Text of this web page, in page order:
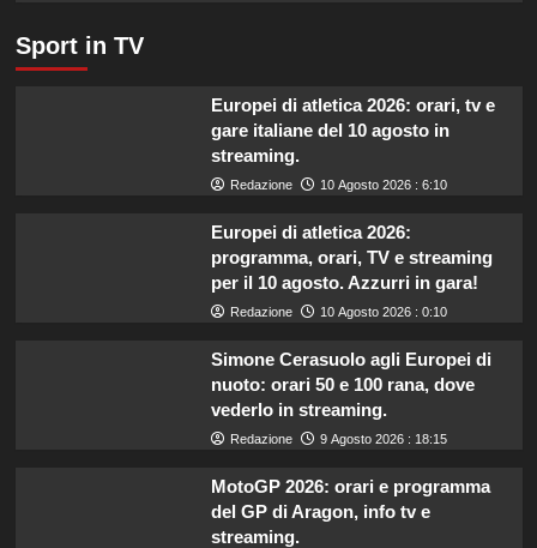
Sport in TV
Europei di atletica 2026: orari, tv e
gare italiane del 10 agosto in
streaming.
Redazione 10 Agosto 2026 : 6:10
Europei di atletica 2026:
programma, orari, TV e streaming
per il 10 agosto. Azzurri in gara!
Redazione 10 Agosto 2026 : 0:10
Simone Cerasuolo agli Europei di
nuoto: orari 50 e 100 rana, dove
vederlo in streaming.
Redazione 9 Agosto 2026 : 18:15
MotoGP 2026: orari e programma
del GP di Aragon, info tv e
streaming.